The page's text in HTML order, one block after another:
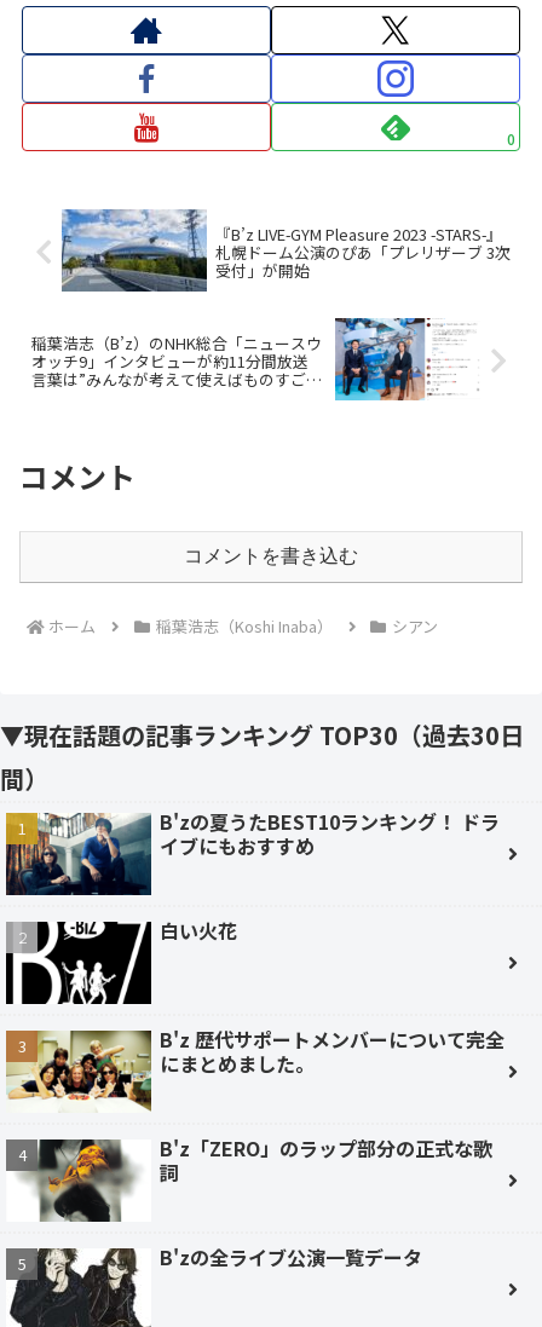
0
『B’z LIVE-GYM Pleasure 2023 -STARS-』
札幌ドーム公演のぴあ「プレリザーブ 3次
受付」が開始
稲葉浩志（B’z）のNHK総合「ニュースウ
オッチ9」インタビューが約11分間放送
言葉は”みんなが考えて使えばものすごい
コメント
コメントを書き込む
ホーム 稲葉浩志（Koshi Inaba） シアン
▼現在話題の記事ランキング TOP30（過去30日
間）
B'zの夏うたBEST10ランキング！ ドラ
イブにもおすすめ
白い火花
B'z 歴代サポートメンバーについて完全
にまとめました。
B'z「ZERO」のラップ部分の正式な歌
詞
B'zの全ライブ公演一覧データ